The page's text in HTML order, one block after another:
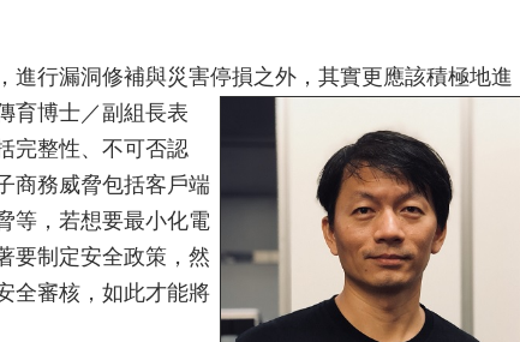
進行漏洞修補與災害停損之外，其實更應該積極地進
育博士／副組長表
完整性、不可否認
商務威脅包括客戶端
等，若想要最小化電
要制定安全政策，然
全審核，如此才能將